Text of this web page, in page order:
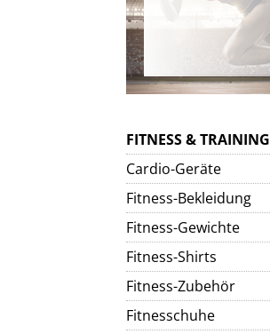
FITNESS & TRAINING
Cardio-Geräte
Fitness-Bekleidung
Fitness-Gewichte
Fitness-Shirts
Fitness-Zubehör
Fitnesschuhe